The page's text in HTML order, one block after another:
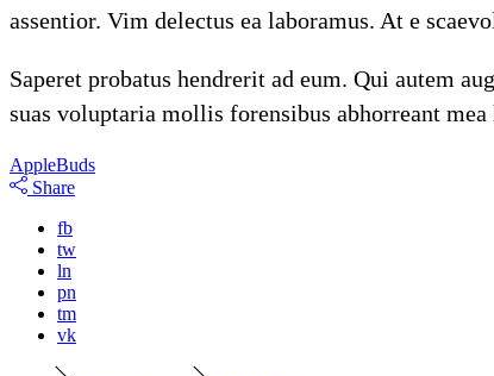
assentior. Vim delectus ea laboramus. At e
Saperet probatus hendrerit ad eum. Qui autem
suas voluptaria mollis forensibus abhorreant mea
AppleBuds
Share
fb
tw
ln
pn
tm
vk